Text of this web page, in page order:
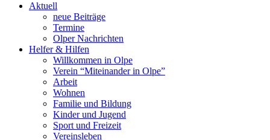
Aktuell
neue Beiträge
Termine
Olper Nachrichten
Helfer & Hilfen
Willkommen in Olpe
Verein “Miteinander in Olpe”
Arbeit
Wohnen
Familie und Bildung
Kinder und Jugend
Sport und Freizeit
Vereinsleben